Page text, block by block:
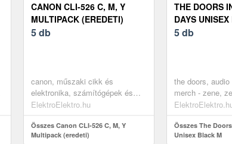
CANON CLI-526 C, M, Y
MULTIPACK (EREDETI)
5 db
canon, műszaki cikk és
elektronika, számítógépek és
kiegészítők, nyomtatók és
tintapatronok
ElektroElektro.hu
Összes Canon CLI-526 C, M, Y
Multipack (eredeti)
THE DOORS
DAYS
5 db
the doors,
merch - zene,
zenei ingek,
Összes The
Unisex Black M